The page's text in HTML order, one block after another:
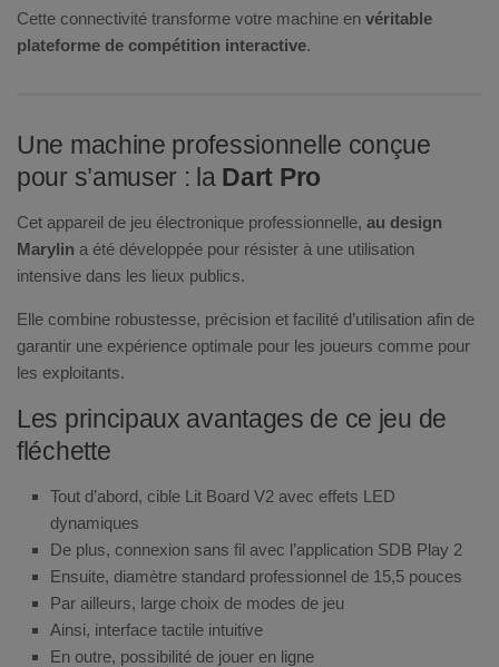
Cette connectivité transforme votre machine en véritable
plateforme de compétition interactive.
Une machine professionnelle conçue
pour s’amuser : la Dart Pro
Cet appareil de jeu électronique professionnelle, au design
Marylin a été développée pour résister à une utilisation
intensive dans les lieux publics.
Elle combine robustesse, précision et facilité d’utilisation afin de
garantir une expérience optimale pour les joueurs comme pour
les exploitants.
Les principaux avantages de ce jeu de
fléchette
Tout d’abord, cible Lit Board V2 avec effets LED
dynamiques
De plus, connexion sans fil avec l’application SDB Play 2
Ensuite, diamètre standard professionnel de 15,5 pouces
Par ailleurs, large choix de modes de jeu
Ainsi, interface tactile intuitive
En outre, possibilité de jouer en ligne